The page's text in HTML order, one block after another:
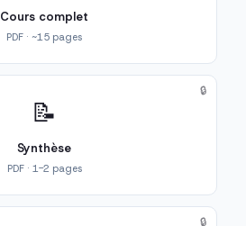
Cours complet
PDF · ~15 pages
📝
Synthèse
PDF · 1-2 pages
🔒
🔒